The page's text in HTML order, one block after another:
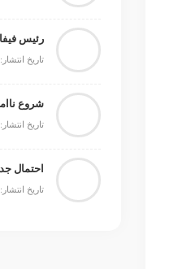
تاریخ انتشار: ۴ مرداد ۱۴۰۵
تاریخ انتشار: ۴ مرداد ۱۴۰۵
تاریخ انتشار: ۴ مرداد ۱۴۰۵